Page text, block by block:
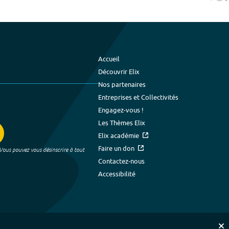
pouvez vous désinscrire à tout
Accueil
Découvrir Elix
Nos partenaires
Entreprises et Collectivités
Engagez-vous !
Les Thèmes Elix
Elix académie
Faire un don
Contactez-nous
Accessibilité